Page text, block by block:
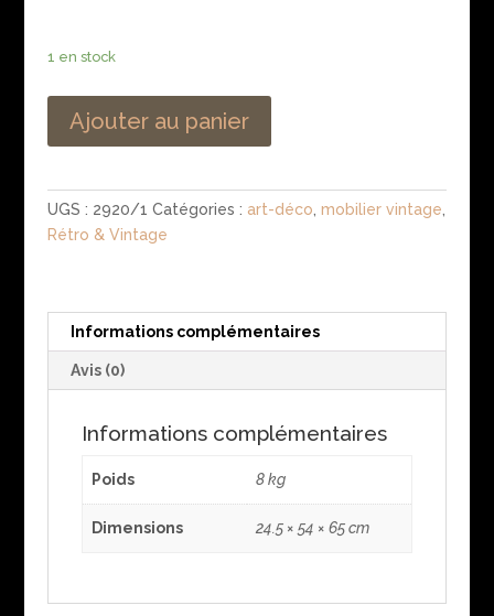
1 en stock
Ajouter au panier
UGS : 2920/1 Catégories : art-déco mobilier vintage
Rétro & Vintage
Informations complémentaires
Avis (0)
Informations complémentaires
Poids 8 kg
Dimensions 24.5 × 54 × 65 cm